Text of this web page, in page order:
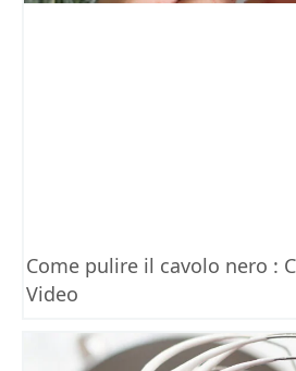
Come pulire il cavolo nero :
Video